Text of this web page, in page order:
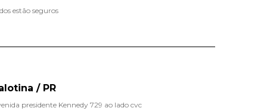
estão seguros
/ PR
presidente Kennedy 729 ao lado cvc